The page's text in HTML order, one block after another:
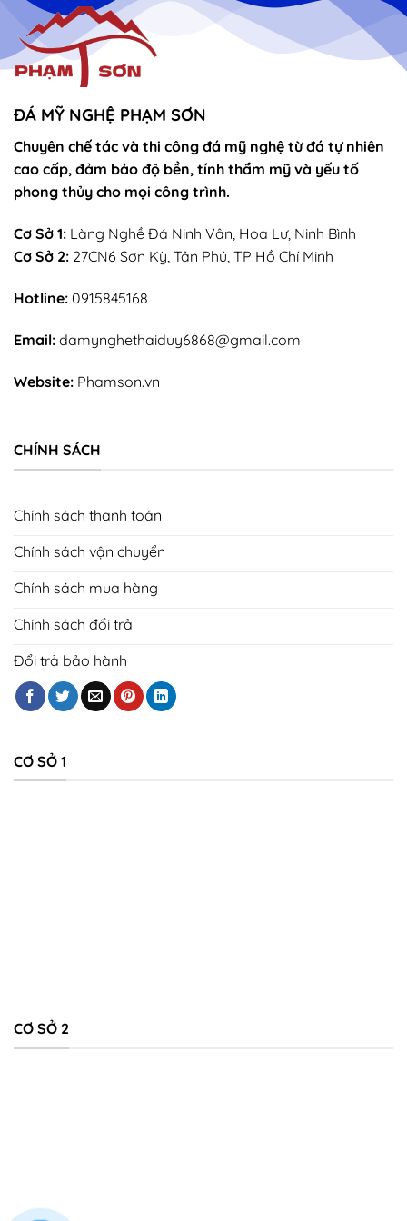
ĐÁ MỸ NGHỆ PHẠM SƠN
Chuyên chế tác và thi công đá mỹ nghệ từ đá tự nhiên
cao cấp, đảm bảo độ bền, tính thẩm mỹ và yếu tố
phong thủy cho mọi công trình.
Cơ Sở 1: Làng Nghề Đá Ninh Vân, Hoa Lư, Ninh Bình
Cơ Sở 2: 27CN6 Sơn Kỳ, Tân Phú, TP Hồ Chí Minh
Hotline: 0915845168
Email: damynghethaiduy6868@gmail.com
Website: Phamson.vn
CHÍNH SÁCH
Chính sách thanh toán
Chính sách vận chuyển
Chính sách mua hàng
Chính sách đổi trả
Đổi trả bảo hành
CƠ SỞ 1
CƠ SỞ 2